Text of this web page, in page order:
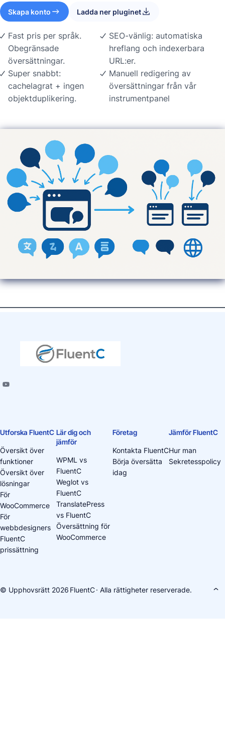
Skapa konto Ladda ner pluginet
Fast pris per språk.
Obegränsade
översättningar.
Super snabbt:
cachelagrat + ingen
objektduplikering.
SEO-vänlig: automatiska
hreflang och indexerbara
URL:er.
Manuell redigering av
översättningar från vår
instrumentpanel
Utforska FluentC
Översikt över
funktioner
Översikt över
lösningar
För
WooCommerce
För
webbdesigners
FluentC
prissättning
Lär dig och
jämför
WPML vs
FluentC
Weglot vs
FluentC
TranslatePress
vs FluentC
Översättning för
WooCommerce
Företag
Kontakta FluentC
Börja översätta
idag
Jämför FluentC
Hur man
Sekretesspolicy
© Upphovsrätt 2026 FluentC· Alla rättigheter reserverade.